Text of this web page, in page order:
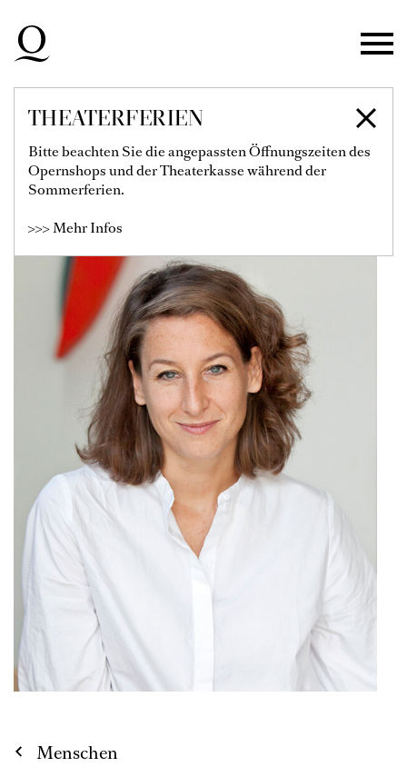
Zur Hauptnavigation springen
Zum Hauptinhalt springen
Zum Footer springen
THEATERFERIEN
Bitte beachten Sie die angepassten Öffnungszeiten des
Opernshops und der Theaterkasse während der
Sommerferien.
>>> Mehr Infos
TATJANA GÜRBACA
Menschen